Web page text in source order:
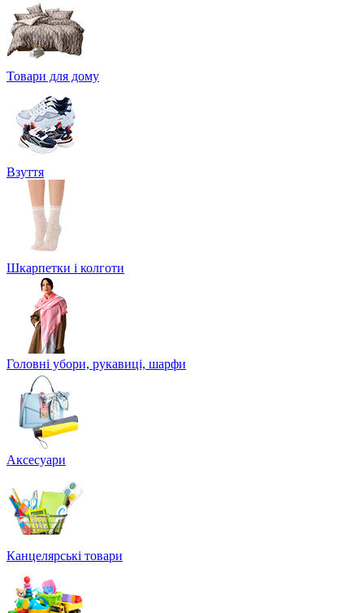
Товари для дому
Взуття
Шкарпетки і колготи
Головні убори, рукавиці, шарфи
Аксесуари
Канцелярські товари